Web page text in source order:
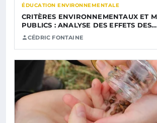
ÉDUCATION ENVIRONNEMENTALE
CRITÈRES ENVIRONNEMENTAUX ET
PUBLICS : ANALYSE DES EFFETS DES…
CÉDRIC FONTAINE